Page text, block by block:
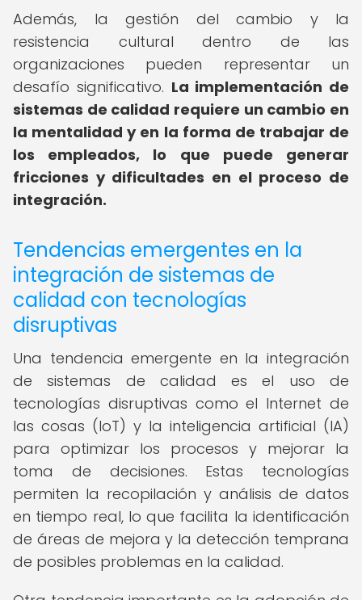
Además, la gestión del cambio y la
resistencia cultural dentro de las
organizaciones pueden representar un
desafío significativo. La implementación de
sistemas de calidad requiere un cambio en
la mentalidad y en la forma de trabajar de
los empleados, lo que puede generar
fricciones y dificultades en el proceso de
integración.
Tendencias emergentes en la
integración de sistemas de
calidad con tecnologías
disruptivas
Una tendencia emergente en la integración
de sistemas de calidad es el uso de
tecnologías disruptivas como el Internet de
las cosas (IoT) y la inteligencia artificial (IA)
para optimizar los procesos y mejorar la
toma de decisiones. Estas tecnologías
permiten la recopilación y análisis de datos
en tiempo real, lo que facilita la identificación
de áreas de mejora y la detección temprana
de posibles problemas en la calidad.